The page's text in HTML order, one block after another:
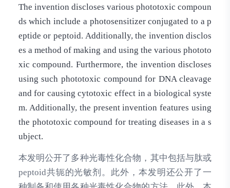
The invention discloses various phototoxic compoun
ds which include a photosensitizer conjugated to a p
eptide or peptoid. Additionally, the invention disclos
es a method of making and using the various phototo
xic compound. Furthermore, the invention discloses
using such phototoxic compound for DNA cleavage
and for causing cytotoxic effect in a biological syste
m. Additionally, the present invention features using
the phototoxic compound for treating diseases in a s
ubject.
本发明公开了多种光毒性化合物，其中包括与肽或
peptoid共轭的光敏剂。此外，本发明还公开了一